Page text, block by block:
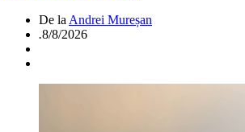
De la Andrei Mureșan
.8/8/2026